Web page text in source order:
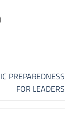
PREPAREDNESS
FOR LEADERS